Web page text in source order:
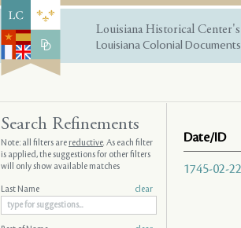
Louisiana Historical Center's
Louisiana Colonial
Date/ID
1745-02-
Search Refinements
Note: all filters arereductive. As each filter
is applied, the suggestions for other filters
will only show available matches
Last Name clear